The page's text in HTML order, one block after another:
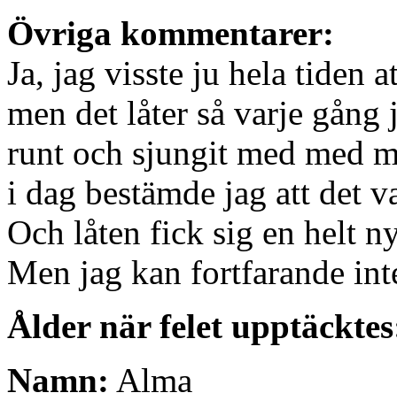
Övriga kommentarer:
Ja, jag visste ju hela tiden
men det låter så varje
runt och sjungit med med
i dag bestämde jag att det
Och låten fick sig en helt
Men jag kan fortfarande
Ålder när felet
Namn: Alma